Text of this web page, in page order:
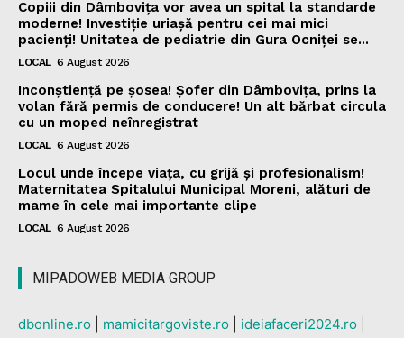
Copiii din Dâmbovița vor avea un spital la standarde
moderne! Investiție uriașă pentru cei mai mici
pacienți! Unitatea de pediatrie din Gura Ocniței se...
LOCAL 6 August 2026
Inconștiență pe șosea! Șofer din Dâmbovița, prins la
volan fără permis de conducere! Un alt bărbat circula
cu un moped neînregistrat
LOCAL 6 August 2026
Locul unde începe viața, cu grijă și profesionalism!
Maternitatea Spitalului Municipal Moreni, alături de
mame în cele mai importante clipe
LOCAL 6 August 2026
MIPADOWEB MEDIA GROUP
dbonline.ro mamicitargoviste.ro ideiafaceri2024.ro